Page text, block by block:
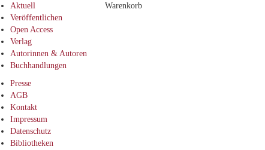
Aktuell
Veröffentlichen
Open Access
Verlag
Autorinnen & Autoren
Buchhandlungen
Presse
AGB
Kontakt
Impressum
Datenschutz
Bibliotheken
Warenkorb